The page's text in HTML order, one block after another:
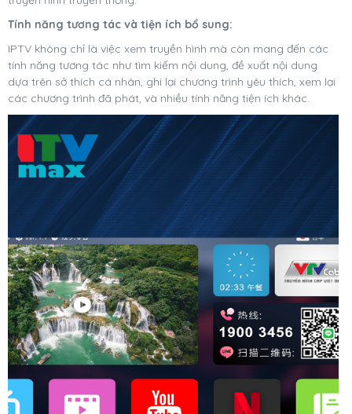
Tính năng tương tác và tiện ích bổ sung:
IPTV không chỉ là việc xem truyền hình mà còn mang đến các
tính năng tương tác như tìm kiếm nội dung, đề xuất nội dung
dựa trên sở thích cá nhân, ghi lại chương trình yêu thích, xem lại
các chương trình đã phát, và nhiều tính năng tiện ích khác.